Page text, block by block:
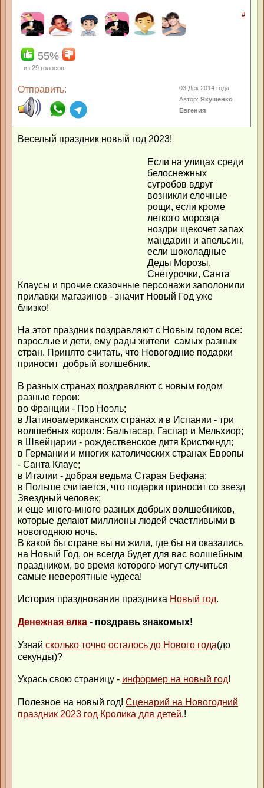
#
55%
из 29 голосов
Отправить:
03 Дек 2014 года
Автор:Якущенко
Евгения
Веселый праздник новый год 2023!
Если на улицах среди
белоснежных
сугробов вдруг
возникли елочные
рощи, если кроме
легкого морозца
ноздри щекочет запах
мандарин и апельсин,
если шоколадные
Деды Морозы,
Снегурочки, Санта
Клаусы и прочие сказочные персонажи заполонили
прилавки магазинов - значит Новый Год уже
близко!
На этот праздник поздравляют с Новым годом все:
взрослые и дети, ему рады жители самых разных
стран. Принято считать, что Новогодние подарки
приносит добрый волшебник.
В разных странах поздравляют с новым годом
разные герои:
во Франции - Пэр Ноэль;
в Латиноамериканских странах и в Испании - три
волшебных короля: Бальтасар, Гаспар и Мельхиор;
в Швейцарии - рождественское дитя Кристкиндл;
в Германии и многих католических странах Европы
- Санта Клаус;
в Италии - добрая ведьма Старая Бефана;
в Польше считается, что подарки приносит со звезд
Звездный человек;
и еще много-много разных добрых волшебников,
которые делают миллионы людей счастливыми в
новогоднюю ночь.
В какой бы стране вы ни жили, где бы ни оказались
на Новый Год, он всегда будет для вас волшебным
праздником, во время которого могут случиться
самые невероятные чудеса!
История празднования праздника Новый год.
Денежная елка - поздравь знакомых!
Узнай сколько точно осталось до Нового года(до
секунды)?
Укрась свою страницу - информер на новый год!
Полезное на новый год! Сценарий на Новогодний
праздник 2023 год Кролика для детей.!